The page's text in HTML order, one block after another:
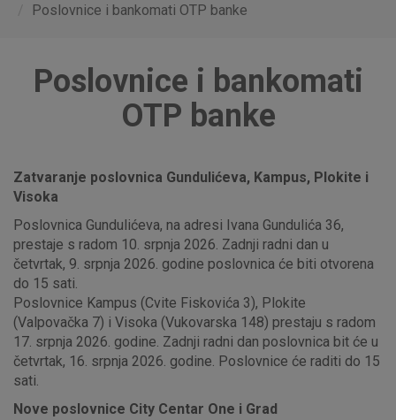
Globalna tržišta
Poslovnice i bankomati OTP banke
Poslovnice i bankomati
OTP banke
Zatvaranje poslovnica Gundulićeva, Kampus, Plokite i
Visoka
Poslovnica Gundulićeva, na adresi Ivana Gundulića 36,
prestaje s radom 10. srpnja 2026. Zadnji radni dan u
četvrtak, 9. srpnja 2026. godine poslovnica će biti otvorena
do 15 sati.
Poslovnice Kampus (Cvite Fiskovića 3), Plokite
(Valpovačka 7) i Visoka (Vukovarska 148) prestaju s radom
17. srpnja 2026. godine. Zadnji radni dan poslovnica bit će u
četvrtak, 16. srpnja 2026. godine. Poslovnice će raditi do 15
sati.
Nove poslovnice City Centar One i Grad